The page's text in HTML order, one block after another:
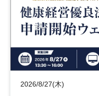
2026/8/27(木)